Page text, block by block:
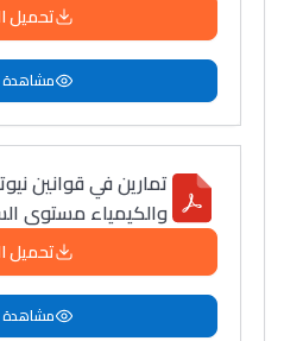
Maroc
تحميل
مشاهدة
تمارين في قوانين
والكيمياء مستوى
تحميل
مشاهدة